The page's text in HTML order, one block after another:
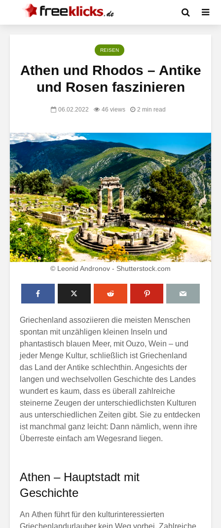
REISEN
Athen und Rhodos – Antike
und Rosen faszinieren
06.02.2022 46 views 2 min read
© Leonid Andronov - Shutterstock.com
Griechenland assoziieren die meisten Menschen
spontan mit unzähligen kleinen Inseln und
phantastisch blauen Meer, mit Ouzo, Wein – und
jeder Menge Kultur, schließlich ist Griechenland
das Land der Antike schlechthin. Angesichts der
langen und wechselvollen Geschichte des Landes
wundert es kaum, dass es überall zahlreiche
steinerne Zeugen der unterschiedlichsten Kulturen
aus unterschiedlichen Zeiten gibt. Sie zu entdecken
ist manchmal ganz leicht: Dann nämlich, wenn ihre
Überreste einfach am Wegesrand liegen.
Athen – Hauptstadt mit
Geschichte
An Athen führt für den kulturinteressierten